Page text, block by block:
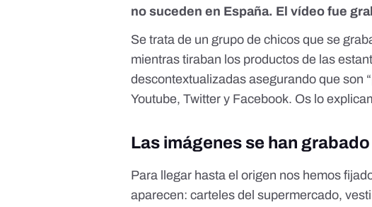
no suceden en España. El vídeo fue
Se trata de un grupo de chicos que se
mientras tiraban los productos de las
descontextualizadas asegurando que son
Youtube, Twitter y Facebook. Os lo
Las imágenes se han
Para llegar hasta el origen nos hemos
aparecen: carteles del supermercado,